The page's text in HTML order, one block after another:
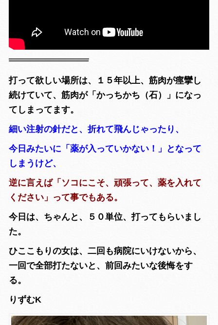
打って欲しい場所は、１５年以上、筋肉が痙攣し
続けていて、 筋肉が「かっちかち（石）」になっ
てしまってます。
細い注射の針だと、折れて飛んじゃったり、
今日みたいに「薬が入っていかない！」となって
しまうけど、
逆に言えば「ソコにこそ、頑張って、薬を入れて
ください」って事でもある。
今日は、ちゃんと、５０単位、打ってもらいまし
た。
ひここもりの女は、二回も病院にいけないから、
一回で全部打たないと、前回みたいな後悔をす
る。
りずむK